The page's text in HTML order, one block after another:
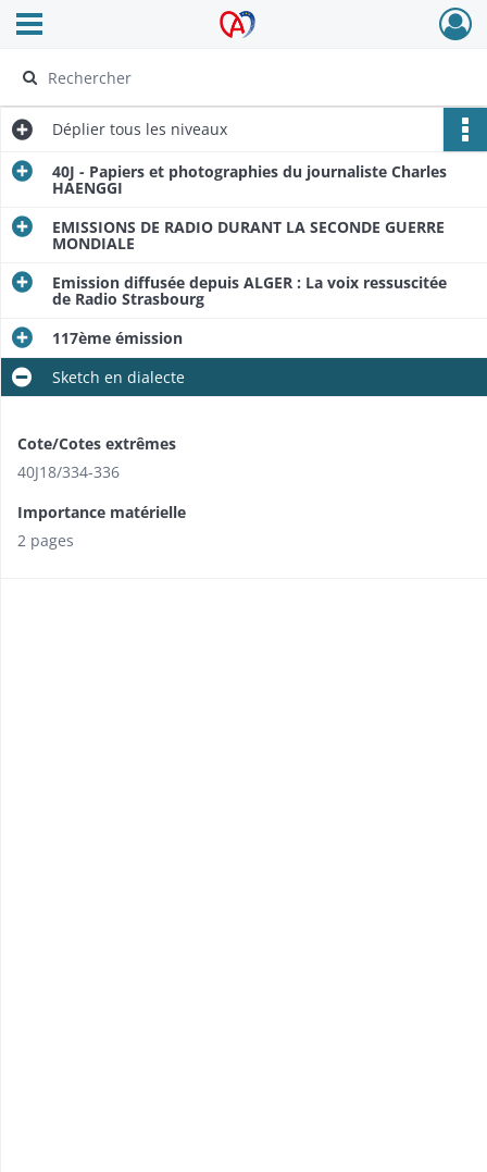
Archives Alsace - Colmar
Ouvrir le menu déroulant
Déplier tous les niveaux
40J - Papiers et photographies du journaliste Charles
HAENGGI
EMISSIONS DE RADIO DURANT LA SECONDE GUERRE
MONDIALE
Emission diffusée depuis ALGER : La voix ressuscitée
de Radio Strasbourg
117ème émission
Sketch en dialecte
Cote/Cotes extrêmes
40J18/334-336
Importance matérielle
2 pages